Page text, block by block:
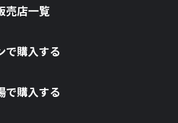
売店一覧
で購入する
で購入する